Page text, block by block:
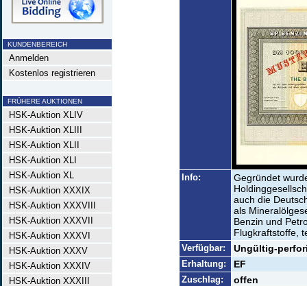
KUNDENBEREICH
Anmelden
Kostenlos registrieren
FRÜHERE AUKTIONEN
HSK-Auktion XLIV
HSK-Auktion XLIII
HSK-Auktion XLII
HSK-Auktion XLI
HSK-Auktion XL
HSK-Auktion XXXIX
HSK-Auktion XXXVIII
HSK-Auktion XXXVII
HSK-Auktion XXXVI
HSK-Auktion XXXV
HSK-Auktion XXXIV
HSK-Auktion XXXIII
Info:
Gegründet
auch die
als
Benzin und
Flugkraftstoffe,
Verfügbar: Ungültig-
Erhaltung: EF
Zuschlag: offen